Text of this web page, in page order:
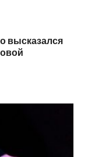
высказался